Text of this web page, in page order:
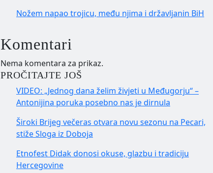
Nožem napao trojicu, među njima i državljanin BiH
Komentari
Nema komentara za prikaz.
PROČITAJTE JOŠ
VIDEO: „Jednog dana želim živjeti u Međugorju“ –
Antonijina poruka posebno nas je dirnula
Široki Brijeg večeras otvara novu sezonu na Pecari,
stiže Sloga iz Doboja
Etnofest Didak donosi okuse, glazbu i tradiciju
Hercegovine